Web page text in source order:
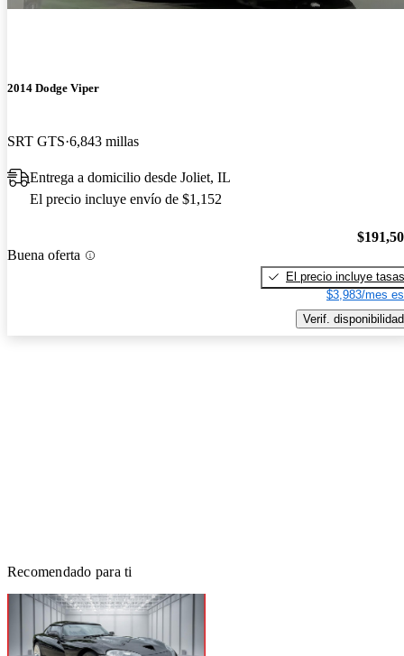
2014 Dodge Viper
SRT GTS 6,843 millas
Entrega a domicilio desde Joliet, IL
El precio incluye envío de $1,152
Buena oferta
El precio incluye tasas
$3,983/mes
Verif. disponibilidad
Recomendado para ti